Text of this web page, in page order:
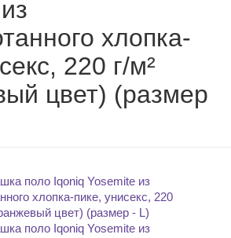
хлопка-
220 г/м²
цвет) (размер